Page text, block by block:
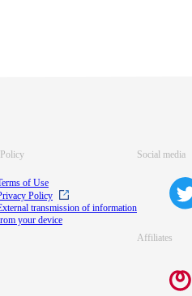
of Use
Policy
transmission of information
your device
Social media
Affiliates